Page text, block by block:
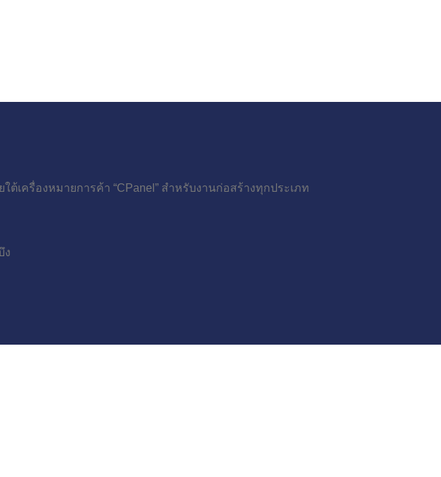
ต้เครื่องหมายการค้า “CPanel” สำหรับงานก่อสร้างทุกประเภท
ง